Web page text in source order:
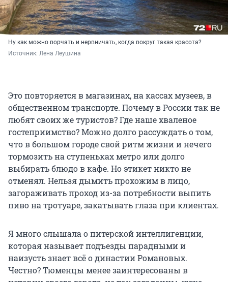
Ну как можно ворчать и нервничать, когда вокруг такая красота?
Источник: Лена Леушина
Это повторяется в магазинах, на кассах музеев, в
общественном транспорте. Почему в России так не
любят своих же туристов? Где наше хваленое
гостеприимство? Можно долго рассуждать о том,
что в большом городе свой ритм жизни и нечего
тормозить на ступеньках метро или долго
выбирать блюдо в кафе. Но этикет никто не
отменял. Нельзя дымить прохожим в лицо,
загораживать проход из-за потребности выпить
пиво на тротуаре, закатывать глаза при клиентах.
Я много слышала о питерской интеллигенции,
которая называет подъезды парадными и
наизусть знает всё о династии Романовых.
Честно? Тюменцы менее заинтересованы в